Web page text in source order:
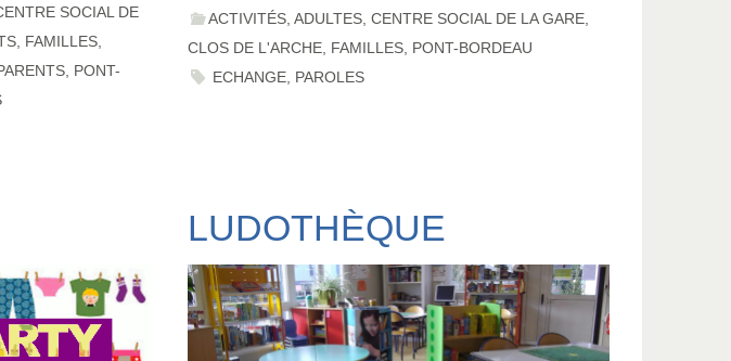
SOCIAL DE
FAMILLES
PONT-
ACTIVITÉS,ADULTES,CENTRE SOCIAL DE LA GARE,
CLOS DE L'ARCHE, FAMILLES, PONT-BORDEAU
ECHANGE, PAROLES
LUDOTHÈQUE